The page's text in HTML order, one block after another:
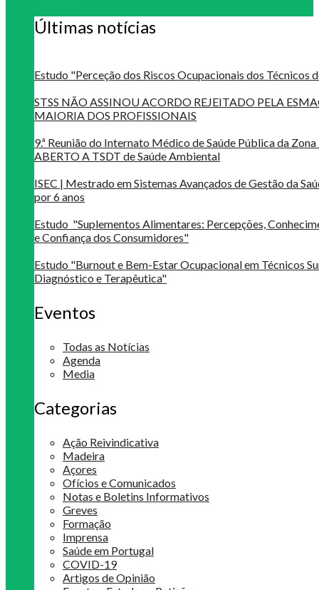
Últimas notícias
Estudo "Perceção dos Riscos Ocupacionais dos Técnicos
STSS NÃO ASSINOU ACORDO REJEITADO PELA
MAIORIA DOS PROFISSIONAIS
9.ª Reunião do Internato Médico de Saúde Pública da
ABERTO A TSDT de Saúde Ambiental
ISEC | Mestrado em Sistemas Avançados de Gestão da
por 6 anos
Estudo "Suplementos Alimentares: Percepções,
e Confiança dos Consumidores"
Estudo "Burnout e Bem-Estar Ocupacional em Técnicos
Diagnóstico e Terapêutica"
Eventos
Todas as Notícias
Agenda
Media
Categorias
Ação Reivindicativa
Madeira
Açores
Ofícios e Comunicados
Notas e Boletins Informativos
Greves
Formação
Imprensa
Saúde em Portugal
COVID-19
Artigos de Opinião